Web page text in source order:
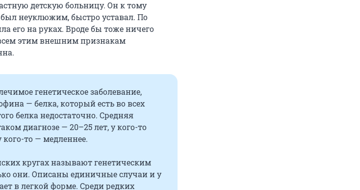
детскую больницу. Он к тому
неуклюжим, быстро уставал. По
его на руках. Вроде бы тоже ничего
этим внешним признакам
генетическое заболевание,
— белка, который есть во всех
белка недостаточно. Средняя
диагнозе — 20–25 лет, у кого-то
кого-то — медленнее.
кругах называют генетическим
они. Описаны единичные случаи и у
в легкой форме. Среди редких